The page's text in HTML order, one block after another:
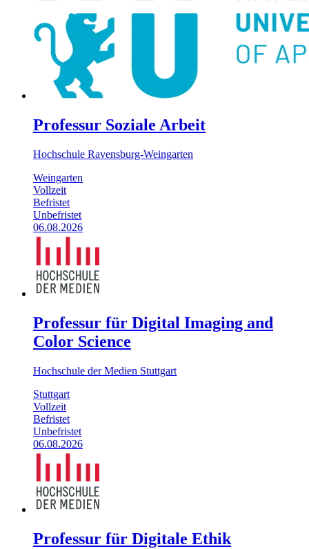
Professur Soziale Arbeit
Hochschule Ravensburg-Weingarten
Weingarten
Vollzeit
Befristet
Unbefristet
06.08.2026
Professur für Digital Imaging and
Color Science
Hochschule der Medien Stuttgart
Stuttgart
Vollzeit
Befristet
Unbefristet
06.08.2026
Professur für Digitale Ethik